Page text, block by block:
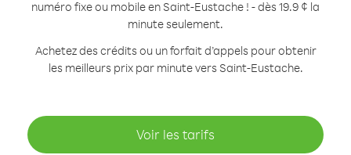
numéro fixe ou mobile en Saint-Eustache ! - dès 19.9 ¢ la
minute seulement.
Achetez des crédits ou un forfait d’appels pour obtenir
les meilleurs prix par minute vers Saint-Eustache.
Voir les tarifs